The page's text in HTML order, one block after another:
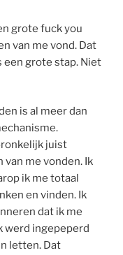
grote fuck you
van me vond. Dat
een grote stap. Niet
is al meer dan
juist
me vonden. Ik
ik me totaal
en vinden. Ik
dat ik me
werd ingepeperd
letten. Dat